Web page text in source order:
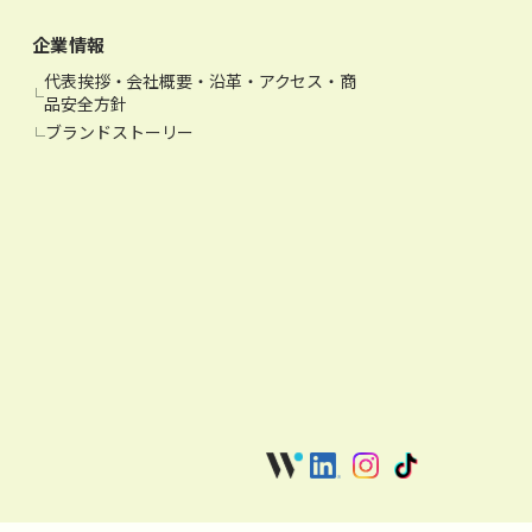
企業情報
代表挨拶・会社概要・沿革・アクセス・商
品安全方針
ブランドストーリー